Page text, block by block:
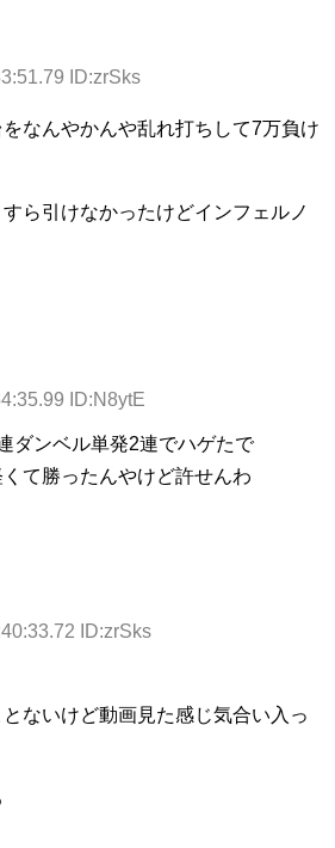
ID:zrSks
なんやかんや乱れ打ちして7万負け
ら引けなかったけどインフェルノ
ID:N8ytE
ダンベル単発2連でハゲたで
て勝ったんやけど許せんわ
ID:zrSks
ないけど動画見た感じ気合い入っ